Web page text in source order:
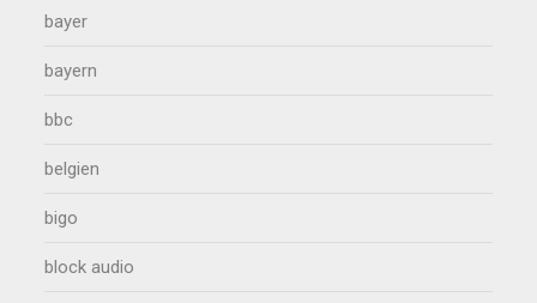
bayer
bayern
bbc
belgien
bigo
block audio